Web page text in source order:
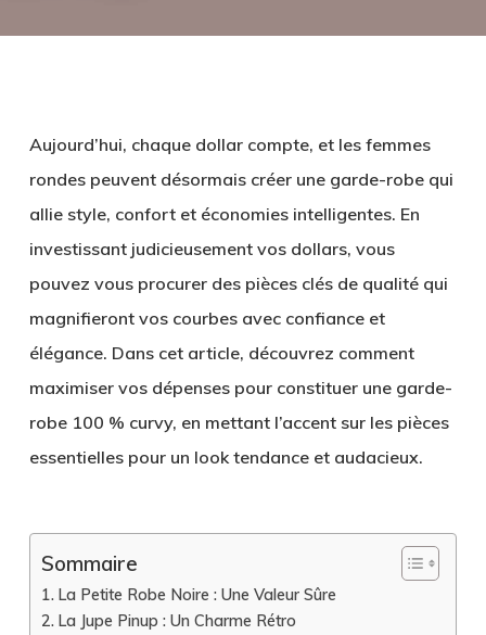
Aujourd’hui, chaque dollar compte, et les femmes
rondes peuvent désormais créer une garde-robe qui
allie style, confort et économies intelligentes. En
investissant judicieusement vos dollars, vous
pouvez vous procurer des pièces clés de qualité qui
magnifieront vos courbes avec confiance et
élégance. Dans cet article, découvrez comment
maximiser vos dépenses pour constituer une garde-
robe 100 % curvy, en mettant l’accent sur les pièces
essentielles pour un look tendance et audacieux.
Sommaire
La Petite Robe Noire : Une Valeur Sûre
La Jupe Pinup : Un Charme Rétro